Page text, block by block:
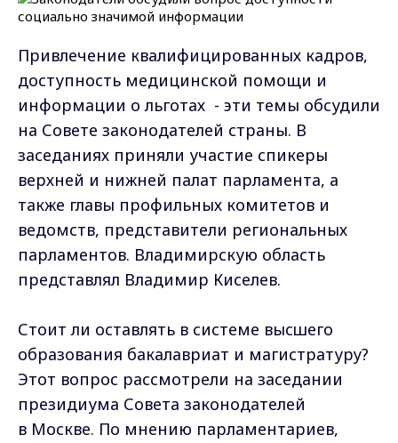
Привлечение квалифицированных кадров,
доступность медицинской помощи и
информации о льготах - эти темы обсудили
на Совете законодателей страны. В
заседаниях приняли участие спикеры
верхней и нижней палат парламента, а
также главы профильных комитетов и
ведомств, представители региональных
парламентов. Владимирскую область
представлял Владимир Киселев.
Стоит ли оставлять в системе высшего
образования бакалавриат и магистратуру?
Этот вопрос рассмотрели на заседании
президиума Совета законодателей
в Москве. По мнению парламентариев,